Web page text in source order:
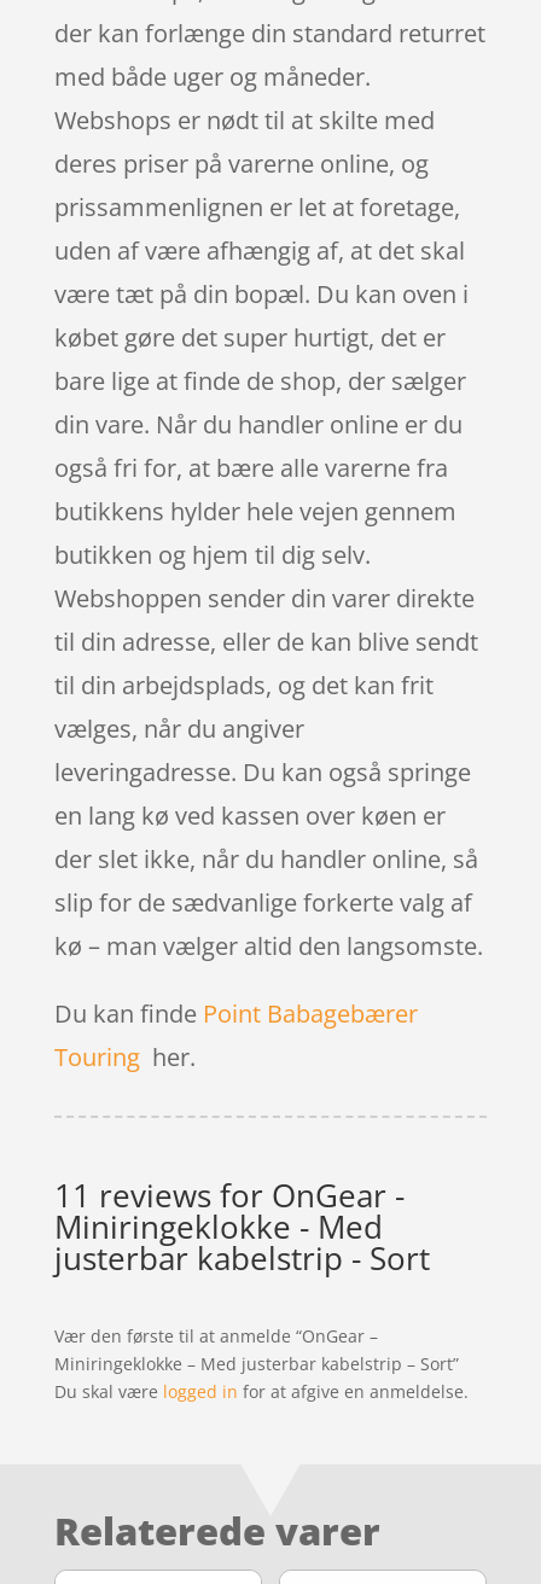
der kan forlænge din standard returret
med både uger og måneder.
Webshops er nødt til at skilte med
deres priser på varerne online, og
prissammenlignen er let at foretage,
uden af være afhængig af, at det skal
være tæt på din bopæl. Du kan oven i
købet gøre det super hurtigt, det er
bare lige at finde de shop, der sælger
din vare. Når du handler online er du
også fri for, at bære alle varerne fra
butikkens hylder hele vejen gennem
butikken og hjem til dig selv.
Webshoppen sender din varer direkte
til din adresse, eller de kan blive sendt
til din arbejdsplads, og det kan frit
vælges, når du angiver
leveringadresse. Du kan også springe
en lang kø ved kassen over køen er
der slet ikke, når du handler online, så
slip for de sædvanlige forkerte valg af
kø – man vælger altid den langsomste.
Du kan finde Point Babagebærer
Touringher.
11 reviews for OnGear -
Miniringeklokke - Med
justerbar kabelstrip - Sort
Vær den første til at anmelde “OnGear –
Miniringeklokke – Med justerbar kabelstrip – Sort”
Du skal være logged in for at afgive en anmeldelse.
Relaterede varer